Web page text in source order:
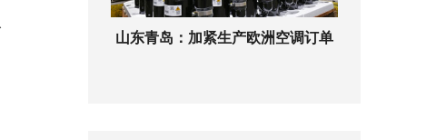
山东青岛：加紧生产欧洲空调订单